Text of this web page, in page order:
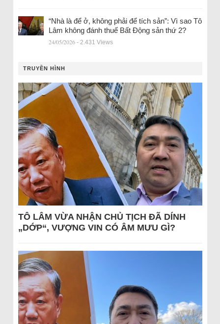
“Nhà là để ở, không phải để tích sản”: Vì sao Tô
Lâm không đánh thuế Bất Động sản thứ 2?
24/05/2026 - 2.431 Views
TRUYỀN HÌNH
TÔ LÂM VỪA NHẬN CHỦ TỊCH ĐÃ DÍNH
„DỚP“, VƯỢNG VIN CÓ ÂM MƯU GÌ?